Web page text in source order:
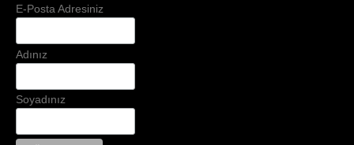
E-Posta Adresiniz
Adınız
Soyadınız